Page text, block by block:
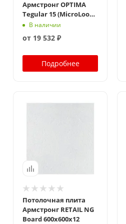
Армстронг OPTIMA
Tegular 15 (MicroLook)
600x600x15
В наличии
от 19 532 ₽
Подробнее
Потолочная плита
Армстронг RETAIL NG
Board 600x600x12